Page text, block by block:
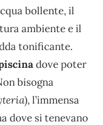
bollente, il
ambiente e il
tonificante.
dove poter
bisogna
), l’immensa
dove si tenevano